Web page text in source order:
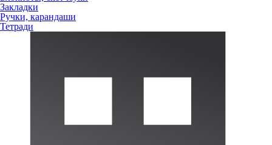
Закладки
Ручки, карандаши
Тетради